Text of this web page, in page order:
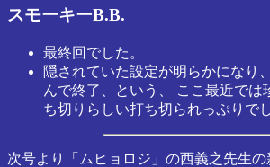
スモーキーB.B.
最終回でした。
隠されていた設定が明らかになり
んで終了、という、 ここ最近では
ち切りらしい打ち切られっぷりで
次号より「ムヒョロジ」の西義之先生の